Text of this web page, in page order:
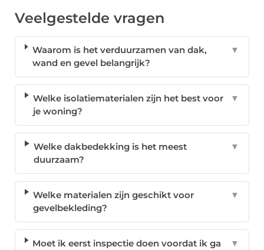
Veelgestelde vragen
Waarom is het verduurzamen van dak,
wand en gevel belangrijk?
▼
Welke isolatiematerialen zijn het best voor
je woning?
▼
Welke dakbedekking is het meest
duurzaam?
▼
Welke materialen zijn geschikt voor
gevelbekleding?
▼
Moet ik eerst inspectie doen voordat ik ga
▼